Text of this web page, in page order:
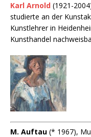
Karl Arnold (1921-
studierte an der
Kunstlehrer in
Kunsthandel
M. Auftau (* 1967),